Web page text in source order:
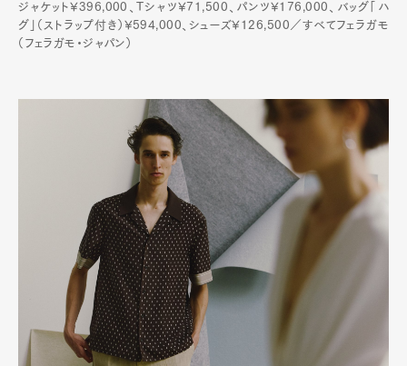
ジャケット¥396,000、Tシャツ¥71,500、パンツ¥176,000、バッグ「ハ
グ」（ストラップ付き）¥594,000、シューズ¥126,500／すべてフェラガモ
（フェラガモ・ジャパン）